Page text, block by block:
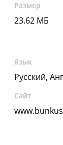
Размер
23.62 МБ
Язык
Русский,
Сайт